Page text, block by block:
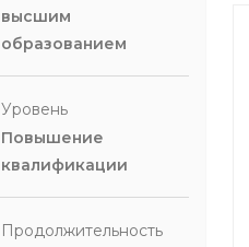
высшим
образованием
Уровень
Повышение
квалификации
Продолжительность